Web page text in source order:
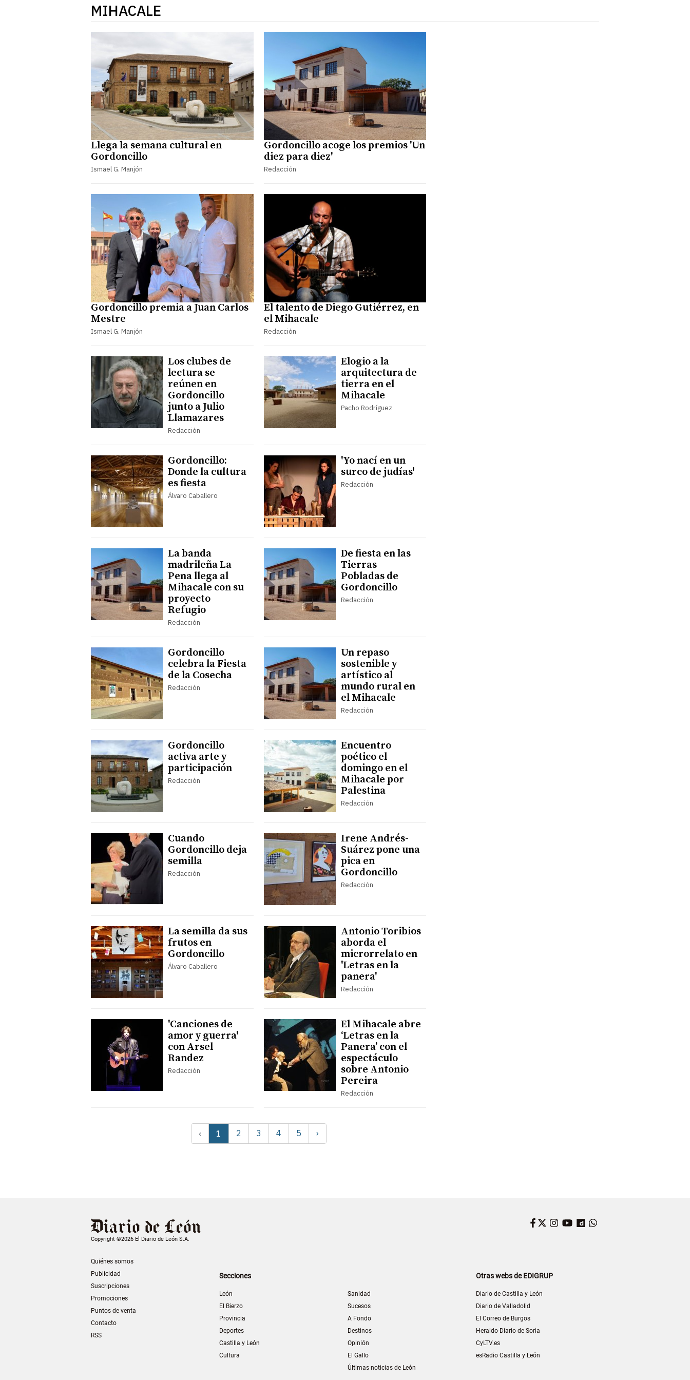
MIHACALE
Llega la semana cultural en
Gordoncillo
Ismael G. Manjón
Gordoncillo acoge los premios 'Un
diez para diez'
Redacción
Gordoncillo premia a Juan Carlos
Mestre
Ismael G. Manjón
El talento de Diego Gutiérrez, en
el Mihacale
Redacción
Los clubes de
lectura se
reúnen en
Gordoncillo
junto a Julio
Llamazares
Redacción
Elogio a la
arquitectura de
tierra en el
Mihacale
Pacho Rodríguez
Gordoncillo:
Donde la cultura
es fiesta
Álvaro Caballero
'Yo nací en un
surco de judías'
Redacción
La banda
madrileña La
Pena llega al
Mihacale con su
proyecto
Refugio
Redacción
De fiesta en las
Tierras
Pobladas de
Gordoncillo
Redacción
Gordoncillo
celebra la Fiesta
de la Cosecha
Redacción
Un repaso
sostenible y
artístico al
mundo rural en
el Mihacale
Redacción
Gordoncillo
activa arte y
participación
Redacción
Encuentro
poético el
domingo en el
Mihacale por
Palestina
Redacción
Cuando
Gordoncillo deja
semilla
Redacción
Irene Andrés-
Suárez pone una
pica en
Gordoncillo
Redacción
La semilla da sus
frutos en
Gordoncillo
Álvaro Caballero
Antonio Toribios
aborda el
microrrelato en
'Letras en la
panera'
Redacción
'Canciones de
amor y guerra'
con Arsel
Randez
Redacción
El Mihacale abre
‘Letras en la
Panera’ con el
espectáculo
sobre Antonio
Pereira
Redacción
‹ 1 2 3 4 5 ›
Copyright ©2026 El Diario de León S.A.
Quiénes somos
Publicidad
Suscripciones
Promociones
Puntos de venta
Contacto
RSS
Facebook
Twitter
Instagram
YouTube
Dailymotion
Secciones
León
El Bierzo
Provincia
Deportes
Castilla y León
Cultura
Sanidad
Sucesos
A Fondo
Destinos
Opinión
El Gallo
Últimas noticias de León
Otras webs de EDIGRUP
Diario de Castilla y León
Diario de Valladolid
El Correo de Burgos
Heraldo-Diario de Soria
CyLTV.es
esRadio Castilla y León